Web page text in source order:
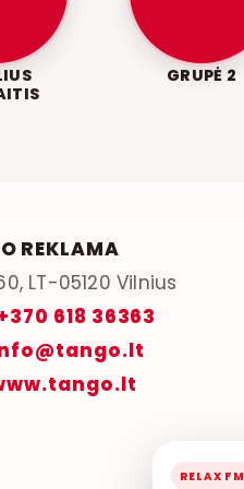
GRUPĖ 2
REKLAMA
LT-05120 Vilnius
618 36363
RELAX FM